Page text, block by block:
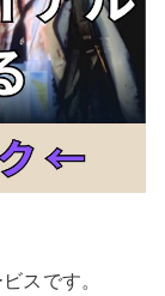
スです。